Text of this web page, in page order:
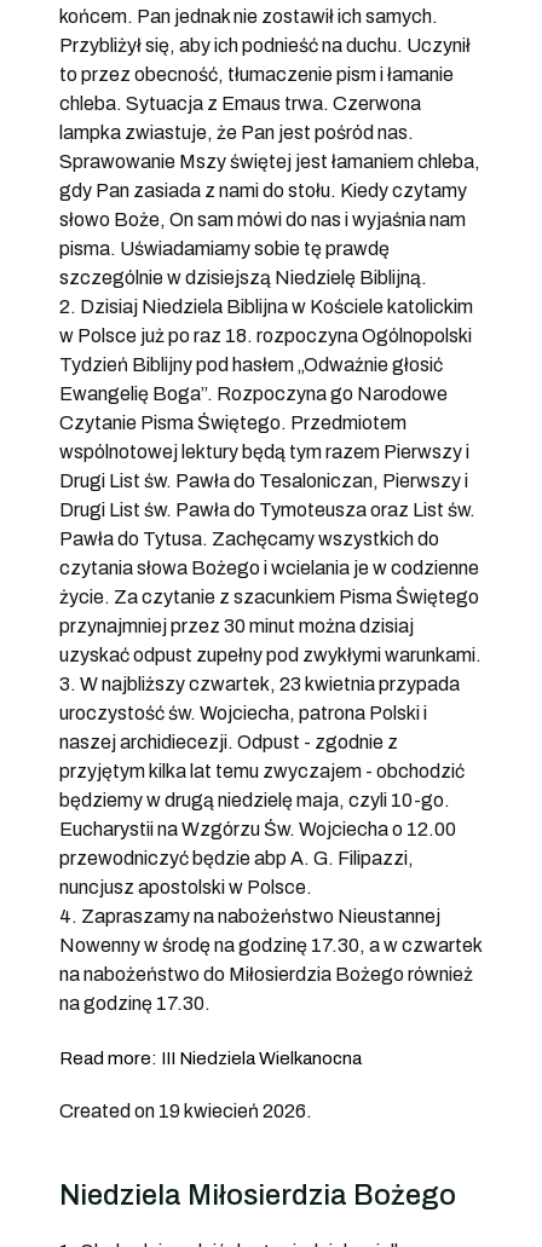
końcem. Pan jednak nie zostawił ich samych.
Przybliżył się, aby ich podnieść na duchu. Uczynił
to przez obecność, tłumaczenie pism i łamanie
chleba. Sytuacja z Emaus trwa. Czerwona
lampka zwiastuje, że Pan jest pośród nas.
Sprawowanie Mszy świętej jest łamaniem chleba,
gdy Pan zasiada z nami do stołu. Kiedy czytamy
słowo Boże, On sam mówi do nas i wyjaśnia nam
pisma. Uświadamiamy sobie tę prawdę
szczególnie w dzisiejszą Niedzielę Biblijną.
2. Dzisiaj Niedziela Biblijna w Kościele katolickim
w Polsce już po raz 18. rozpoczyna Ogólnopolski
Tydzień Biblijny pod hasłem „Odważnie głosić
Ewangelię Boga”. Rozpoczyna go Narodowe
Czytanie Pisma Świętego. Przedmiotem
wspólnotowej lektury będą tym razem Pierwszy i
Drugi List św. Pawła do Tesaloniczan, Pierwszy i
Drugi List św. Pawła do Tymoteusza oraz List św.
Pawła do Tytusa. Zachęcamy wszystkich do
czytania słowa Bożego i wcielania je w codzienne
życie. Za czytanie z szacunkiem Pisma Świętego
przynajmniej przez 30 minut można dzisiaj
uzyskać odpust zupełny pod zwykłymi warunkami.
3. W najbliższy czwartek, 23 kwietnia przypada
uroczystość św. Wojciecha, patrona Polski i
naszej archidiecezji. Odpust - zgodnie z
przyjętym kilka lat temu zwyczajem - obchodzić
będziemy w drugą niedzielę maja, czyli 10-go.
Eucharystii na Wzgórzu Św. Wojciecha o 12.00
przewodniczyć będzie abp A. G. Filipazzi,
nuncjusz apostolski w Polsce.
4. Zapraszamy na nabożeństwo Nieustannej
Nowenny w środę na godzinę 17.30, a w czwartek
na nabożeństwo do Miłosierdzia Bożego również
na godzinę 17.30.
Read more: III Niedziela Wielkanocna
Created on 19 kwiecień 2026.
Niedziela Miłosierdzia Bożego